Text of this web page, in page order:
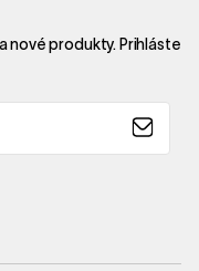
nové produkty. Prihláste